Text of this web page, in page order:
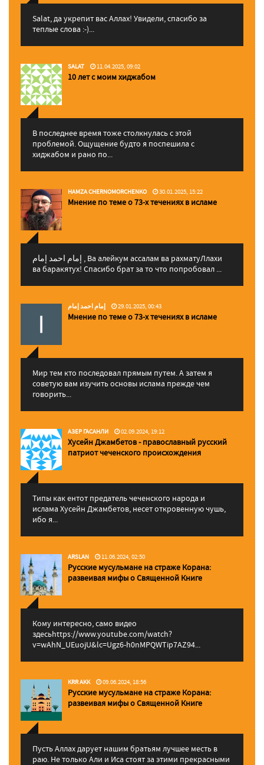
Salat, да укрепит вас Аллаx! Увидели, спасибо за
теплые слова :-)...
SALAT 11.04.2025, 09:02
10 лет с моим хиджабом
В последнее время тоже столкнулась с этой
проблемой. Ощущение будто я поспешила с
хиджабом и рано по...
HAMZA CHERNOMORCHENKO 30.01.2025, 15:22
Мнение по теме о 73-х течениях в исламе
إمام احمد إمام , Ва алейкум ассалам ва рахматуЛлахи
ва баракятух! Спасибо брат за то что попробовал ...
إمام احمد إمام 29.01.2025, 00:43
Мнение по теме о 73-х течениях в исламе
Мир тем кто последовал прямым путем. А затем я
советую вам изучить основы ислама прежде чем
говорить...
АЗЕР ГАСАНЛИ 02.09.2024, 19:12
Хусейн Джамбетов - православный русский
патриот чеченского происхождения
Типы как ентот предатель чеченского народа и
ислама Хусейн Джамбетов, несет откровенную чушь,
ибо я...
ARSLAN 11.06.2024, 02:50
Русские мусульмане на страже Корана:
pазвеивая мифы о Священной Книге
Кому интересно, само видео
здесьhttps://www.youtube.com/watch?
v=wAhN_UEuojU&lc=Ugz6-h0nMPQWTip7AZ94...
KRR AKK 09.06.2024, 18:56
Русские мусульмане на страже Корана:
pазвеивая мифы о Священной Книге
Пусть Аллах дарует нашим братьям лучшее месть в
раю. Не только Али и Иса стоят за этими прекрасными